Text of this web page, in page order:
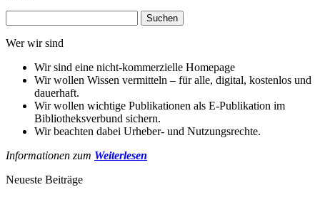
nach:
Wer wir sind
Wir sind eine nicht-kommerzielle Homepage
Wir wollen Wissen vermitteln – für alle, digital, kostenlos und
dauerhaft.
Wir wollen wichtige Publikationen als E-Publikation im
Bibliotheksverbund sichern.
Wir beachten dabei Urheber- und Nutzungsrechte.
Informationen zum Weiterlesen
Neueste Beiträge